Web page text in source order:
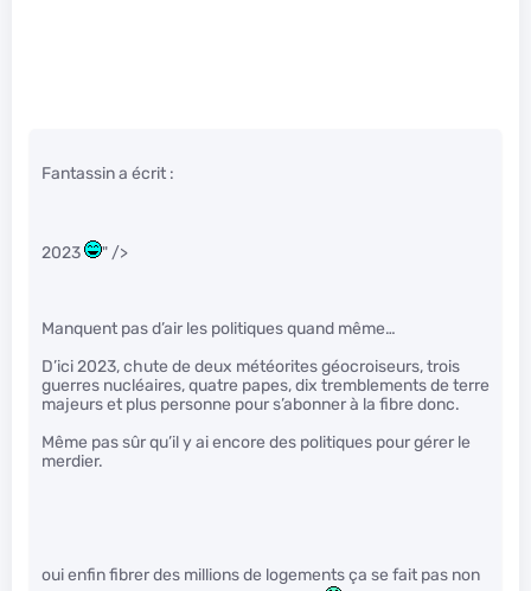
Fantassin a écrit :
2023 " />
Manquent pas d’air les politiques quand même…
D’ici 2023, chute de deux météorites géocroiseurs, trois
guerres nucléaires, quatre papes, dix tremblements de terre
majeurs et plus personne pour s’abonner à la fibre donc.
Même pas sûr qu’il y ai encore des politiques pour gérer le
merdier.
oui enfin fibrer des millions de logements ça se fait pas non